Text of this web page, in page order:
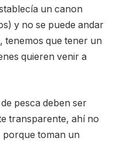
un canon
y no se puede andar
tenemos que tener un
quieren venir a
pesca deben ser
transparente, ahí no
porque toman un